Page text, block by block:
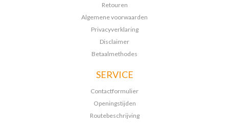
Retouren
Algemene voorwaarden
Privacyverklaring
Disclaimer
Betaalmethodes
SERVICE
Contactformulier
Openingstijden
Routebeschrijving